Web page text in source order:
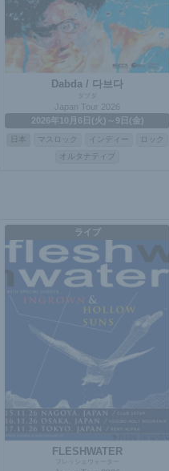
Dabda / 다브다
ダブダ
Japan Tour 2026
2026年10月6日(火)～9日(金)
マスロック インディー
ロック
オルタナティブ
ライブ
FLESHWATER
フレッシュウォーター